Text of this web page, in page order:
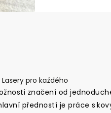
Lasery pro každého
značení od
předností je práce s